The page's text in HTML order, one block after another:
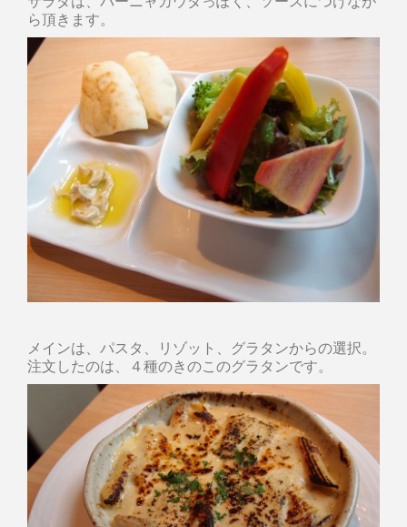
ら頂きます。
メインは、パスタ、リゾット、グラタンからの選択。
注文したのは、４種のきのこのグラタンです。